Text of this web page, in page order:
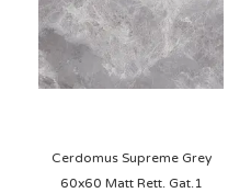
Cerdomus Supreme Grey
60x60 Matt Rett. Gat.1